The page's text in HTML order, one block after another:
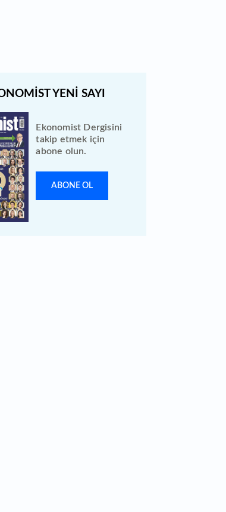
Ekonomist Dergisini
takip etmek için
abone olun.
ABONE OL